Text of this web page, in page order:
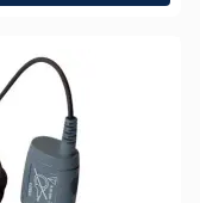
Strömprob